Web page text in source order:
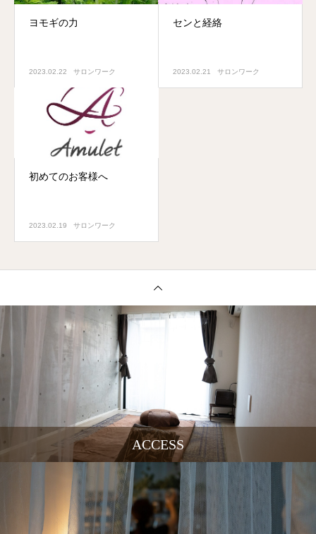
ヨモギの力
2023.02.22 サロンワーク
センと経絡
2023.02.21 サロンワーク
初めてのお客様へ
2023.02.19 サロンワーク
ACCESS